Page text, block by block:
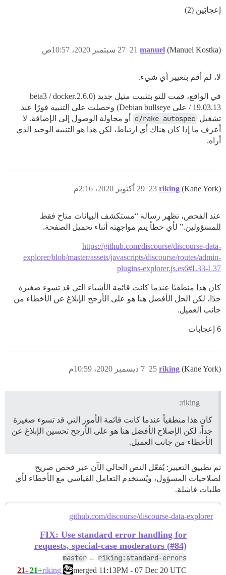
إعجابَين (2)
manuel (Manuel Kostka) 27 سبتمبر 2020، 10:57ص 21
لا، لم أقم بتغيير أي شيء.
في الواقع، قمت للتو بتثبيت مثيل جديد (2.6.0.beta3 / docker
19.03.13 / على Debian bullseye) وحصلت على التنبيه فورًا عند
تشغيل d/rake autospec
أو محاولة الوصول إلى الإضافة. لا
أعرف ما إذا كان هناك أي ارتباط، لكن هذا هو التنبيه الوحيد الذي
أراه.
riking (Kane York) 29 أكتوبر 2020، 2:16م 23
عند الفحص، تظهر رسالة “مستكشف البيانات متاح فقط
للمسؤولين.” لأي خطأ يتم مواجهته أثناء تحميل الصفحة.
https://github.com/discourse/discourse-data-
explorer/blob/master/assets/javascripts/discourse/routes/admin-
plugins-explorer.js.es6#L33-L37
كان هذا منطقيًا عندما كانت قائمة الأشياء التي قد تسوء صغيرة
جدًا، لكن الحل الأفضل هنا هو على الأرجح الإبلاغ عن الأخطاء من
جانب العميل.
6 إعجابات
riking (Kane York) 7 ديسمبر 2020، 10:59م 25
riking:
كان هذا منطقياً عندما كانت قائمة الأمور التي قد تسوء صغيرة
جداً، لكن الإصلاح الأفضل هنا هو على الأرجح تحسين الإبلاغ عن
الأخطاء من جانب العميل.
تم تطبيق التغيير: يُفعّل النص الحالي الآن عبر فحص صريح
لصلاحيات المسؤول، ويُستخدم التعامل القياسي مع الأخطاء لأي
طلبات فاشلة.
github.com/discourse/discourse-data-explorer
FIX: Use standard error handling for
requests, special-case moderators (#84)
master ← riking:standard-errors
merged 11:13PM - 07 Dec 20 UTC
+21
-21